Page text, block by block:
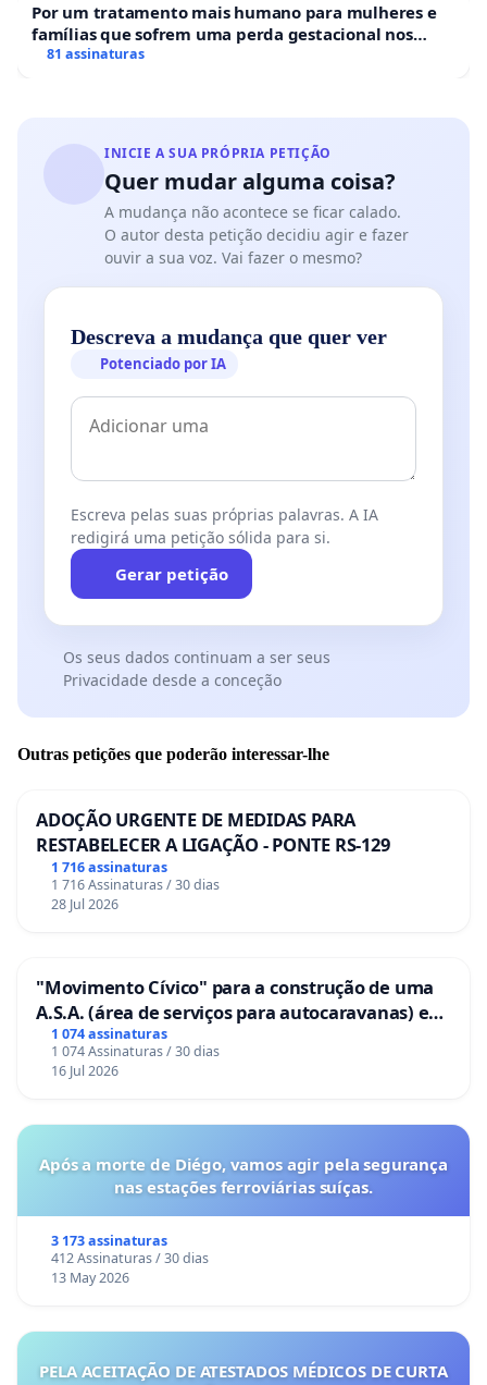
Por um tratamento mais humano para mulheres e
famílias que sofrem uma perda gestacional nos
hospitais portugueses
81 assinaturas
INICIE A SUA PRÓPRIA PETIÇÃO
Quer mudar alguma coisa?
A mudança não acontece se ficar calado.
O autor desta petição decidiu agir e fazer
ouvir a sua voz. Vai fazer o mesmo?
Descreva a mudança que quer ver
Potenciado por IA
Escreva pelas suas próprias palavras. A IA
redigirá uma petição sólida para si.
Gerar petição
Os seus dados continuam a ser seus
Privacidade desde a conceção
Outras petições que poderão interessar-lhe
ADOÇÃO URGENTE DE MEDIDAS PARA
RESTABELECER A LIGAÇÃO - PONTE RS-129
1 716 assinaturas
1 716 Assinaturas / 30 dias
28 Jul 2026
"Movimento Cívico" para a construção de uma
A.S.A. (área de serviços para autocaravanas) em
Coimbra
1 074 assinaturas
1 074 Assinaturas / 30 dias
16 Jul 2026
Após a morte de Diégo, vamos agir pela segurança
nas estações ferroviárias suíças.
3 173 assinaturas
412 Assinaturas / 30 dias
13 May 2026
PELA ACEITAÇÃO DE ATESTADOS MÉDICOS DE CURTA